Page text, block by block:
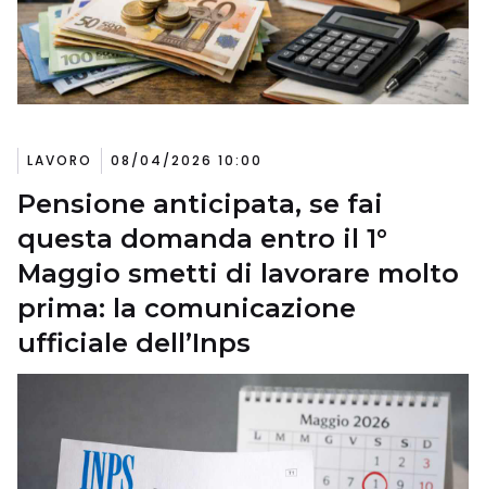
LAVORO 08/04/2026 10:00
Pensione anticipata, se fai
questa domanda entro il 1°
Maggio smetti di lavorare molto
prima: la comunicazione
ufficiale dell’Inps